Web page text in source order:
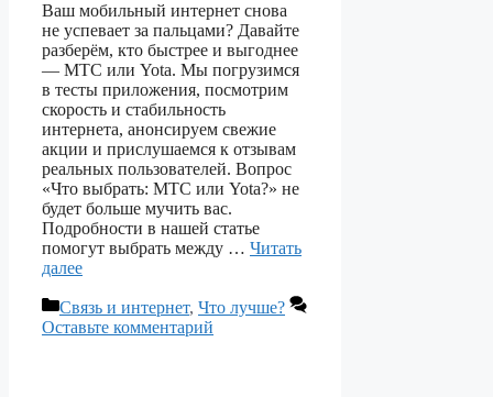
Ваш мобильный интернет снова
не успевает за пальцами? Давайте
разберём, кто быстрее и выгоднее
— МТС или Yota. Мы погрузимся
в тесты приложения, посмотрим
скорость и стабильность
интернета, анонсируем свежие
акции и прислушаемся к отзывам
реальных пользователей. Вопрос
«Что выбрать: МТС или Yota?» не
будет больше мучить вас.
Подробности в нашей статье
помогут выбрать между … Читать
далее
Рубрики
Связь и интернет, Что лучше?
Оставьте комментарий